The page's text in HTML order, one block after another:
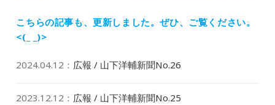
ン
稿:
こちらの記事も、更新しました。ぜひ、ご覧ください。
<(_ _)>
2024.04.12 ： 広報 / 山下洋輔新聞No.26
2023.12.12 ： 広報 / 山下洋輔新聞No.25